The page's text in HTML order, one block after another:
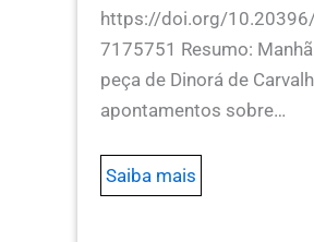
https://doi.org/
7175751 Resumo:
peça de Dinorá de
apontamentos sobre…
Saiba mais